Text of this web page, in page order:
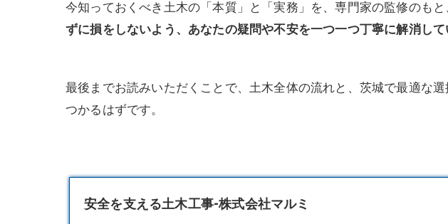
今知っておくべき土木の「本質」と「実務」を、専門家の監修のも
ずに損をしないよう、あなたの疑問や不安を一つ一つ丁寧に解消して
最後までお読みいただくことで、土木全体の流れと、茨城で最適な
つかるはずです。
安全を支える土木工事-株式会社マルミ